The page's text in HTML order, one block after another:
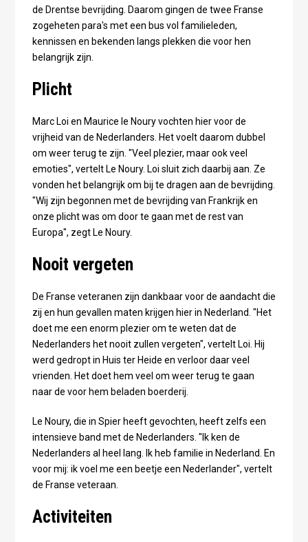
de Drentse bevrijding. Daarom gingen de twee Franse
zogeheten para's met een bus vol familieleden,
kennissen en bekenden langs plekken die voor hen
belangrijk zijn.
Plicht
Marc Loi en Maurice le Noury vochten hier voor de
vrijheid van de Nederlanders. Het voelt daarom dubbel
om weer terug te zijn. "Veel plezier, maar ook veel
emoties", vertelt Le Noury. Loi sluit zich daarbij aan. Ze
vonden het belangrijk om bij te dragen aan de bevrijding.
"Wij zijn begonnen met de bevrijding van Frankrijk en
onze plicht was om door te gaan met de rest van
Europa", zegt Le Noury.
Nooit vergeten
De Franse veteranen zijn dankbaar voor de aandacht die
zij en hun gevallen maten krijgen hier in Nederland. "Het
doet me een enorm plezier om te weten dat de
Nederlanders het nooit zullen vergeten", vertelt Loi. Hij
werd gedropt in Huis ter Heide en verloor daar veel
vrienden. Het doet hem veel om weer terug te gaan
naar de voor hem beladen boerderij.
Le Noury, die in Spier heeft gevochten, heeft zelfs een
intensieve band met de Nederlanders. "Ik ken de
Nederlanders al heel lang. Ik heb familie in Nederland. En
voor mij: ik voel me een beetje een Nederlander", vertelt
de Franse veteraan.
Activiteiten